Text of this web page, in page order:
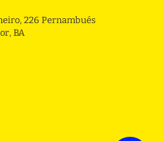
226 Pernambués
BA